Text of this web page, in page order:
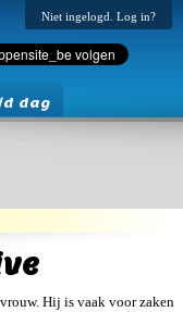
Niet ingelogd. Log in?
d dag
Hij is vaak voor zaken